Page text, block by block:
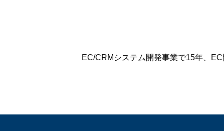
EC/CRMシステム開発事業で15年、